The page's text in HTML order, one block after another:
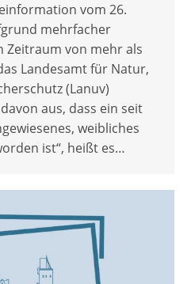
vom 26.
mehrfacher
Zeitraum von mehr als
Landesamt für Natur,
(Lanuv)
aus, dass ein seit
weibliches
ist“, heißt es…